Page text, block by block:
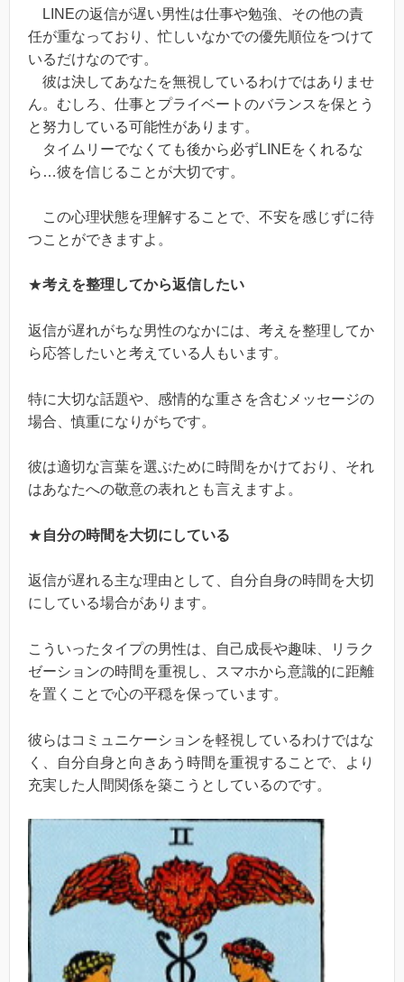
LINEの返信が遅い男性は仕事や勉強、その他の責
任が重なっており、忙しいなかでの優先順位をつけて
いるだけなのです。
彼は決してあなたを無視しているわけではありませ
ん。むしろ、仕事とプライベートのバランスを保とう
と努力している可能性があります。
タイムリーでなくても後から必ずLINEをくれるな
ら…彼を信じることが大切です。
この心理状態を理解することで、不安を感じずに待
つことができますよ。
★考えを整理してから返信したい
返信が遅れがちな男性のなかには、考えを整理してか
ら応答したいと考えている人もいます。
特に大切な話題や、感情的な重さを含むメッセージの
場合、慎重になりがちです。
彼は適切な言葉を選ぶために時間をかけており、それ
はあなたへの敬意の表れとも言えますよ。
★自分の時間を大切にしている
返信が遅れる主な理由として、自分自身の時間を大切
にしている場合があります。
こういったタイプの男性は、自己成長や趣味、リラク
ゼーションの時間を重視し、スマホから意識的に距離
を置くことで心の平穏を保っています。
彼らはコミュニケーションを軽視しているわけではな
く、自分自身と向きあう時間を重視することで、より
充実した人間関係を築こうとしているのです。